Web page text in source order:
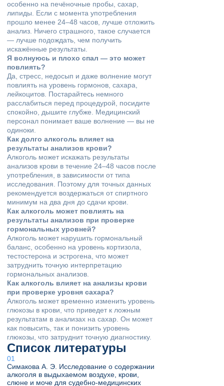
особенно на печёночные пробы, сахар,
липиды. Если с момента употребления
прошло менее 24–48 часов, лучше отложить
анализ. Ничего страшного, такое случается
— лучше подождать, чем получить
искажённые результаты.
Я волнуюсь и плохо спал — это может
повлиять?
Да, стресс, недосып и даже волнение могут
повлиять на уровень гормонов, сахара,
лейкоцитов. Постарайтесь немного
расслабиться перед процедурой, посидите
спокойно, дышите глубже. Медицинский
персонал понимает ваше волнение — вы не
одиноки.
Как долго алкоголь влияет на
результаты анализов крови?
Алкоголь может искажать результаты
анализов крови в течение 24–48 часов после
употребления, в зависимости от типа
исследования. Поэтому для точных данных
рекомендуется воздержаться от спиртного
минимум на два дня до сдачи крови.
Как алкоголь может повлиять на
результаты анализов при проверке
гормональных уровней?
Алкоголь может нарушить гормональный
баланс, особенно на уровень кортизола,
тестостерона и эстрогена, что может
затруднить точную интерпретацию
гормональных анализов.
Как алкоголь влияет на анализы крови
при проверке уровня сахара?
Алкоголь может временно изменить уровень
глюкозы в крови, что приведет к ложным
результатам в анализах на сахар. Он может
как повысить, так и понизить уровень
глюкозы, что затруднит точную диагностику.
Список литературы
Симакова А. Э. Исследование о содержании
алкоголя в выдыхаемом воздухе, крови,
слюне и моче для судебно-медицинских